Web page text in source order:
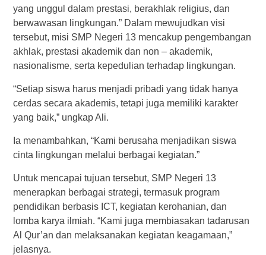
yang unggul dalam prestasi, berakhlak religius, dan
berwawasan lingkungan.” Dalam mewujudkan visi
tersebut, misi SMP Negeri 13 mencakup pengembangan
akhlak, prestasi akademik dan non – akademik,
nasionalisme, serta kepedulian terhadap lingkungan.
“Setiap siswa harus menjadi pribadi yang tidak hanya
cerdas secara akademis, tetapi juga memiliki karakter
yang baik,” ungkap Ali.
Ia menambahkan, “Kami berusaha menjadikan siswa
cinta lingkungan melalui berbagai kegiatan.”
Untuk mencapai tujuan tersebut, SMP Negeri 13
menerapkan berbagai strategi, termasuk program
pendidikan berbasis ICT, kegiatan kerohanian, dan
lomba karya ilmiah. “Kami juga membiasakan tadarusan
Al Qur’an dan melaksanakan kegiatan keagamaan,”
jelasnya.